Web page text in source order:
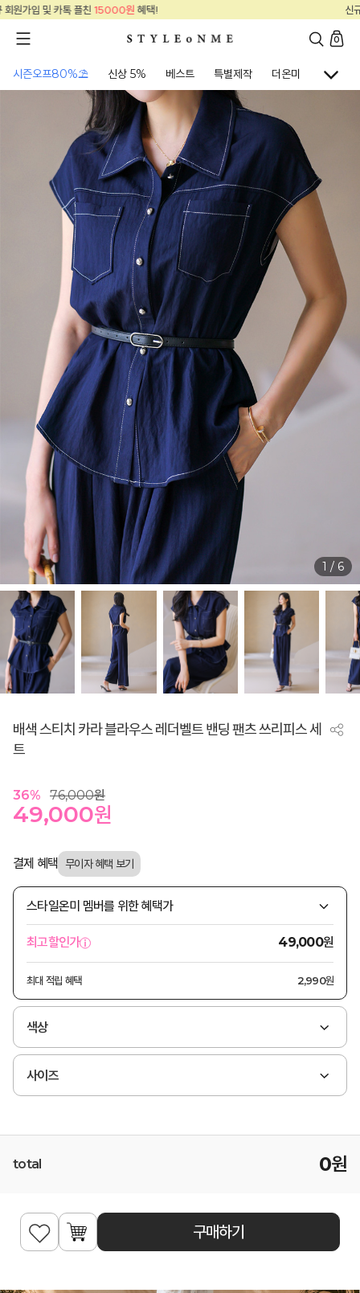
신규 회원가입 및 카톡 플친
0
시즌오프80%⛱ 신상 5% 베스트 특별제작 더온미 골프웨어
1 / 6
배색 스티치 카라 블라우스 레더벨트 밴딩 팬츠 쓰리피스 세
트
36% 76,000원
49,000원
결제 혜택
스타일온미 멤버를 위한 혜택가
최고할인가 49,000원
최대 적립 혜택 2,990원
색상
사이즈
total 0원
구매하기